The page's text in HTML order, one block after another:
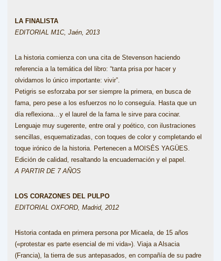
LA FINALISTA
EDITORIAL M1C, Jaén, 2013
La historia comienza con una cita de Stevenson haciendo
referencia a la temática del libro: “tanta prisa por hacer y
olvidamos lo único importante: vivir”.
Petigris se esforzaba por ser siempre la primera, en busca de
fama, pero pese a los esfuerzos no lo conseguía. Hasta que un
día reflexiona…y el laurel de la fama le sirve para cocinar.
Lenguaje muy sugerente, entre oral y poético, con ilustraciones
sencillas, esquematizadas, con toques de color y completando el
toque irónico de la historia. Pertenecen a MOISÉS YAGÜES.
Edición de calidad, resaltando la encuadernación y el papel.
A PARTIR DE 7 AÑOS
LOS CORAZONES DEL PULPO
EDITORIAL OXFORD, Madrid, 2012
Historia contada en primera persona por Micaela, de 15 años
(«protestar es parte esencial de mi vida»). Viaja a Alsacia
(Francia), la tierra de sus antepasados, en compañía de su padre